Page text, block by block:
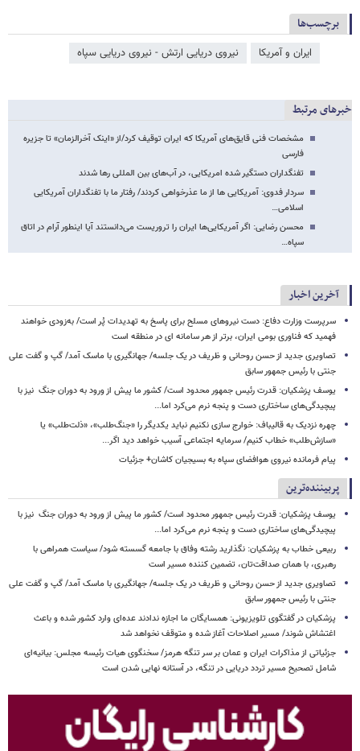
برچسب‌ها
ایران و آمریکا نیروی دریایی ارتش - نیروی دریایی سپاه
خبرهای مرتبط
مشخصات فنی قایق‌های آمریکا که ایران توقیف کرد/از «اینک آخر‌الزمان» تا جزیره
فارسی
تفنگداران دستگیر شده امریکایی، در آب‌های بین المللی رها شدند
سردار فدوی: آمریکایی ها از ما عذرخواهی کردند/ رفتار ما با تفنگداران آمریکایی
اسلامی…
محسن رضایی: اگر آمریکایی‌ها ایران را تروریست می‌دانستند آیا اینطور آرام در اتاق
سپاه…
آخرین اخبار
سرپرست وزارت دفاع: دست نیروهای مسلح برای پاسخ به تهدیدات پُر است/ به‌زودی خواهند
فهمید که فناوری بومی ایران، برتر از هر سامانه ای در منطقه است
تصاویری جدید از حسن روحانی و ظریف در یک جلسه/ جهانگیری با ماسک آمد/ گپ و گفت علی
جنتی با رئیس جمهور سابق
یوسف پزشکیان: قدرت رئیس‌ جمهور محدود است/ کشور ما پیش از ورود به دوران جنگ نیز با
پیچیدگی‌های ساختاری دست و پنجه نرم می‌کرد اما...
چهره نزدیک به قالیباف: خوارج سازی نکنیم نباید یکدیگر را «جنگ‌طلب»، «ذلت‌طلب» یا
«سازش‌طلب» خطاب کنیم/ سرمایه اجتماعی آسیب خواهد دید اگر...
پیام فرمانده نیروی هوافضای سپاه به بسیجیان کاشان+ جزئیات
پربیننده‌ترین
یوسف پزشکیان: قدرت رئیس‌ جمهور محدود است/ کشور ما پیش از ورود به دوران جنگ نیز با
پیچیدگی‌های ساختاری دست و پنجه نرم می‌کرد اما...
ربیعی خطاب به پزشکیان: نگذارید رشته وفاق با جامعه گسسته شود/ سیاست همراهی با
رهبری، با همان صداقت‌تان، تضمین کننده مسیر است
تصاویری جدید از حسن روحانی و ظریف در یک جلسه/ جهانگیری با ماسک آمد/ گپ و گفت علی
جنتی با رئیس جمهور سابق
پزشکیان در گفتگوی تلویزیونی: همسایگان ما اجازه ندادند عده‌ای وارد کشور شده و باعث
اغتشاش شوند/ مسیر اصلاحات آغاز شده و متوقف نخواهد شد
جزئیاتی از مذاکرات ایران و عمان بر سر تنگه هرمز/ سخنگوی هیات رئیسه مجلس: بیانیه‌ای
شامل تصحیح مسیر تردد دریایی در تنگه، در آستانه نهایی شدن است